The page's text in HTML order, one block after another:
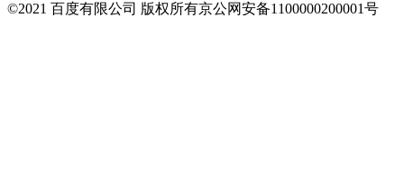
©2021 百度有限公司 版权所有京公网安备1100000200001号